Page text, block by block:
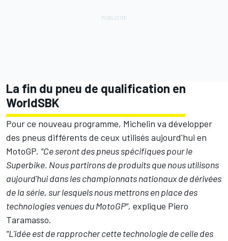
La fin du pneu de qualification en
WorldSBK
Pour ce nouveau programme, Michelin va développer
des pneus différents de ceux utilisés aujourd'hui en
MotoGP. "Ce seront des pneus spécifiques pour le
Superbike. Nous partirons de produits que nous utilisons
aujourd'hui dans les championnats nationaux de dérivées
de la série, sur lesquels nous mettrons en place des
technologies venues du MotoGP", explique Piero
Taramasso.
"L'idée est de rapprocher cette technologie de celle des